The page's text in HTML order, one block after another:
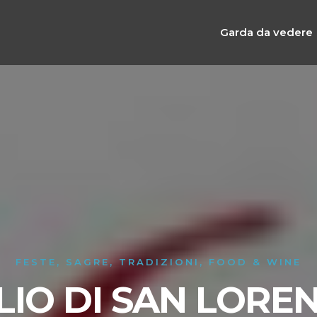
Garda da vedere
FESTE, SAGRE, TRADIZIONI, FOOD & WINE
DI SAN